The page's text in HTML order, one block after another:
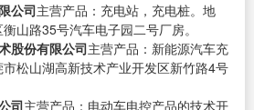
公司主营产品：充电站，充电桩。地
山路35号汽车电子园二号厂房。
股份有限公司主营产品：新能源汽车充
松山湖高新技术产业开发区新竹路4号
司主营产品：电动车电控产品的技术开